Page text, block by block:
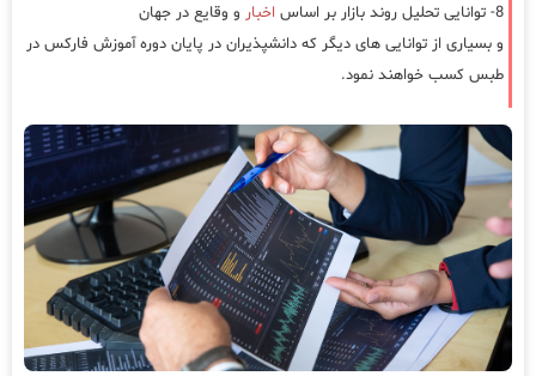
8- توانایی تحلیل روند بازار بر اساس
اخبار و وقایع در جهان
و بسیاری از توانایی های دیگر که دانشپذیران در پایان دوره آموزش فارکس در
طبس کسب خواهند نمود.